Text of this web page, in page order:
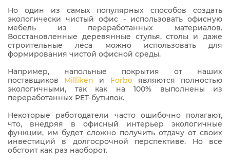
Но один из самых популярных способов создать
экологически чистый офис - использовать офисную
мебель из переработанных материалов.
Восстановленные деревянные стулья, столы и даже
строительные леса можно использовать для
формирования чистой офисной среды.
Например, напольные покрытия от наших
поставщиков Milliken и Forboявляются полностью
экологичными, так как на 100% выполнены из
переработанных PET-бутылок.
Некоторые работодатели часто ошибочно полагают,
что, внедряя в офисный интерьер экологичные
функции, им будет сложно получить отдачу от своих
инвестиций в долгосрочной перспективе. Но все
обстоит как раз наоборот.